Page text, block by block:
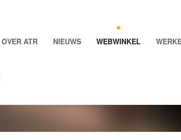
OVER ATR NIEUWS WEBWINKEL